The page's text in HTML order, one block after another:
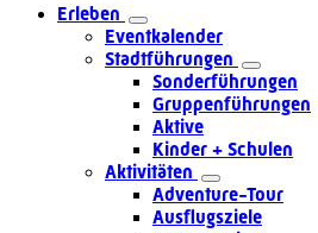
Erleben
Eventkalender
Stadtführungen
Sonderführungen
Gruppenführungen
Aktive
Kinder + Schulen
Aktivitäten
Adventure-Tour
Ausflugsziele